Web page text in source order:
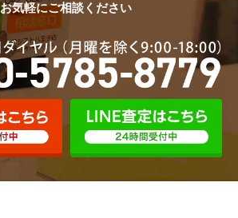
お気軽にご相談ください